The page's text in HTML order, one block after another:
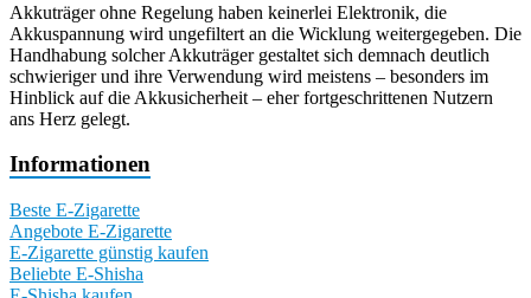
Akkuträger ohne Regelung haben keinerlei Elektronik, die
Akkuspannung wird ungefiltert an die Wicklung weitergegeben. Die
Handhabung solcher Akkuträger gestaltet sich demnach deutlich
schwieriger und ihre Verwendung wird meistens – besonders im
Hinblick auf die Akkusicherheit – eher fortgeschrittenen Nutzern
ans Herz gelegt.
Informationen
Beste E-Zigarette
Angebote E-Zigarette
E-Zigarette günstig kaufen
Beliebte E-Shisha